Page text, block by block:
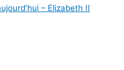
– Elizabeth II